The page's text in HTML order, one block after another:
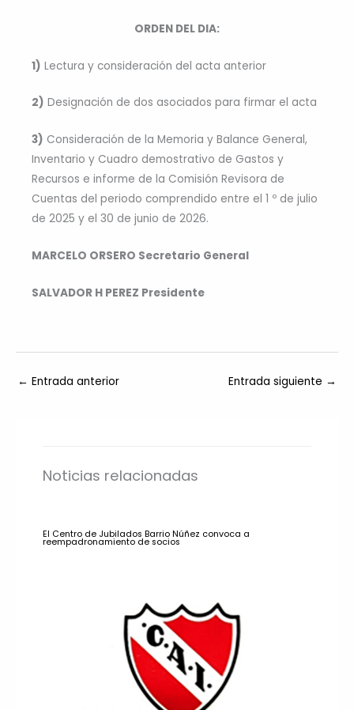
ORDEN DEL DIA:
1) Lectura y consideración del acta anterior
2) Designación de dos asociados para firmar el acta
3) Consideración de la Memoria y Balance General,
Inventario y Cuadro demostrativo de Gastos y
Recursos e informe de la Comisión Revisora de
Cuentas del periodo comprendido entre el 1 º de julio
de 2025 y el 30 de junio de 2026.
MARCELO ORSERO Secretario General
SALVADOR H PEREZ Presidente
← Entrada anterior Entrada siguiente →
Noticias relacionadas
El Centro de Jubilados Barrio Núñez convoca a
reempadronamiento de socios